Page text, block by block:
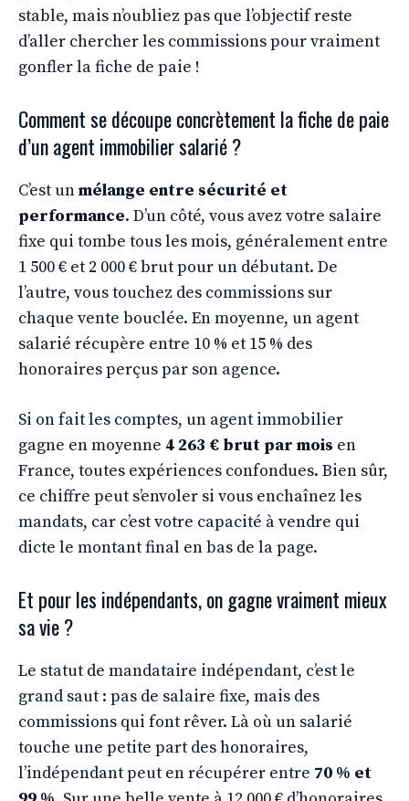
stable, mais n’oubliez pas que l’objectif reste
d’aller chercher les commissions pour vraiment
gonfler la fiche de paie !
Comment se découpe concrètement la fiche de paie
d’un agent immobilier salarié ?
C’est unmélange entre sécurité et
performance. D’un côté, vous avez votre salaire
fixe qui tombe tous les mois, généralement entre
1 500 € et 2 000 € brut pour un débutant. De
l’autre, vous touchez des commissions sur
chaque vente bouclée. En moyenne, un agent
salarié récupère entre 10 % et 15 % des
honoraires perçus par son agence.
Si on fait les comptes, un agent immobilier
gagne en moyenne 4 263 € brut par mois en
France, toutes expériences confondues. Bien sûr,
ce chiffre peut s’envoler si vous enchaînez les
mandats, car c’est votre capacité à vendre qui
dicte le montant final en bas de la page.
Et pour les indépendants, on gagne vraiment mieux
sa vie ?
Le statut de mandataire indépendant, c’est le
grand saut : pas de salaire fixe, mais des
commissions qui font rêver. Là où un salarié
touche une petite part des honoraires,
l’indépendant peut en récupérer entre 70 % et